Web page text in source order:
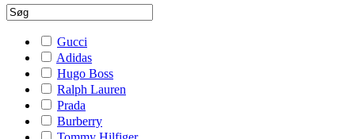
Gucci
Adidas
Hugo Boss
Ralph Lauren
Prada
Burberry